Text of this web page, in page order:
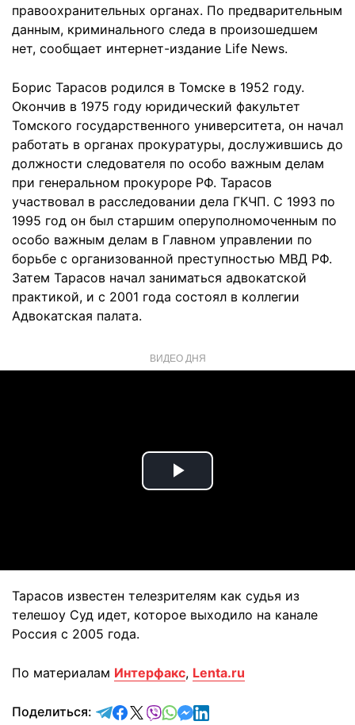
правоохранительных органах. По предварительным
данным, криминального следа в произошедшем
нет, сообщает интернет-издание Life News.
Борис Тарасов родился в Томске в 1952 году.
Окончив в 1975 году юридический факультет
Томского государственного университета, он начал
работать в органах прокуратуры, дослужившись до
должности следователя по особо важным делам
при генеральном прокуроре РФ. Тарасов
участвовал в расследовании дела ГКЧП. С 1993 по
1995 год он был старшим оперуполномоченным по
особо важным делам в Главном управлении по
борьбе с организованной преступностью МВД РФ.
Затем Тарасов начал заниматься адвокатской
практикой, и с 2001 года состоял в коллегии
Адвокатская палата.
ВИДЕО ДНЯ
Play
Тарасов известен телезрителям как судья из
телешоу Суд идет, которое выходило на канале
Россия с 2005 года.
По материалам Интерфакс, Lenta.ru
Поделиться: отправить в Telegram
поделиться в Facebook
поделиться в X
отправить в Viber
отправить в Whatsapp
отправить в Messenger
отправить в LinkedIn